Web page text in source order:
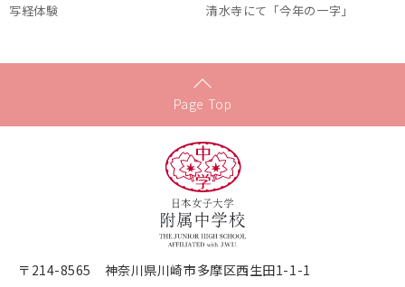
写経体験 清水寺にて「今年の一字」
Page Top
〒214-8565 神奈川県川崎市多摩区西生田1-1-1